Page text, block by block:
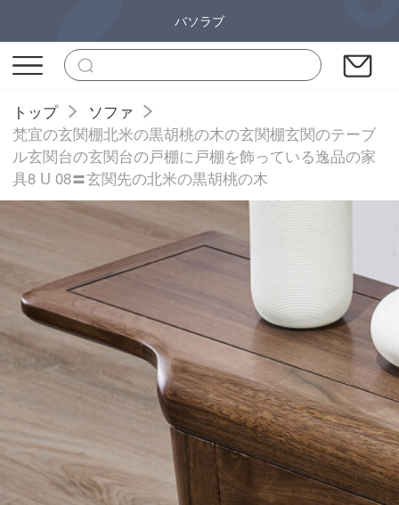
バソラブ
トップ
ソファ
梵宜の玄関棚北米の黒胡桃の木の玄関棚玄関のテーブ
ル玄関台の玄関台の戸棚に戸棚を飾っている逸品の家
具8 U 08〓玄関先の北米の黒胡桃の木